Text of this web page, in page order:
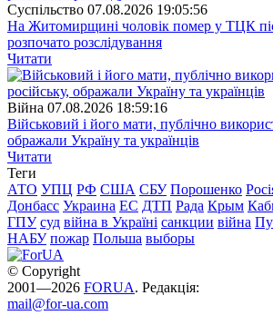
Суспiльство 07.08.2026 19:05:56
На Житомирщині чоловік помер у ТЦК
розпочато розслідування
Читати
Війна 07.08.2026 18:59:16
Військовий і його мати, публічно
ображали Україну та українців
Читати
Теги
АТО УПЦ РФ США СБУ Порошенко
Донбасс Украина ЕС ДТП Рада Крым
ГПУ суд війна в Україні санкции війна
НАБУ пожар Польша выборы
© Copyright
2001—2026 FORUA. Редакція:
mail@for-ua.com